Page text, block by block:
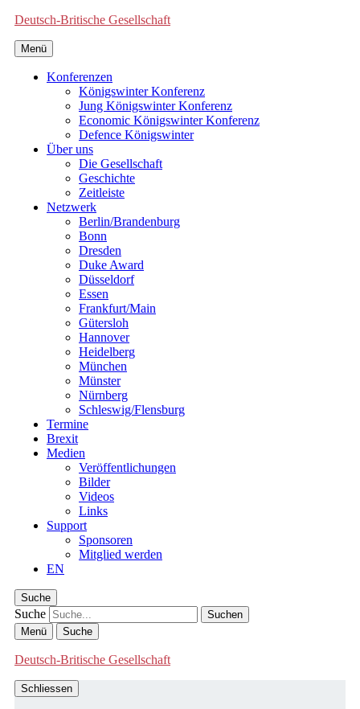
Deutsch-Britische Gesellschaft
Menü
Konferenzen
Königswinter Konferenz
Jung Königswinter Konferenz
Economic Königswinter Konferenz
Defence Königswinter
Über uns
Die Gesellschaft
Geschichte
Zeitleiste
Netzwerk
Berlin/Brandenburg
Bonn
Dresden
Duke Award
Düsseldorf
Essen
Frankfurt/Main
Gütersloh
Hannover
Heidelberg
München
Münster
Nürnberg
Schleswig/Flensburg
Termine
Brexit
Medien
Veröffentlichungen
Bilder
Videos
Links
Support
Sponsoren
Mitglied werden
EN
Suche
Suche
Menü Suche
Deutsch-Britische Gesellschaft
Schliessen